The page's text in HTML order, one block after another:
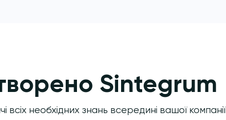
Sintegrum
всіх необхідних знань всередині вашої компанії